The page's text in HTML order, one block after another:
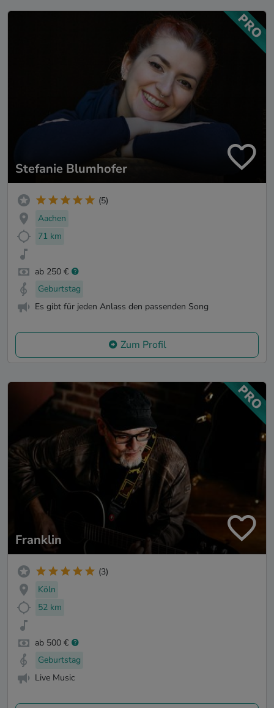
Stefanie Blumhofer
(5)
Aachen
71 km
ab 250 €
Geburtstag
Es gibt für jeden Anlass den passenden Song
Zum Profil
Franklin
(3)
Köln
52 km
ab 500 €
Geburtstag
Live Music